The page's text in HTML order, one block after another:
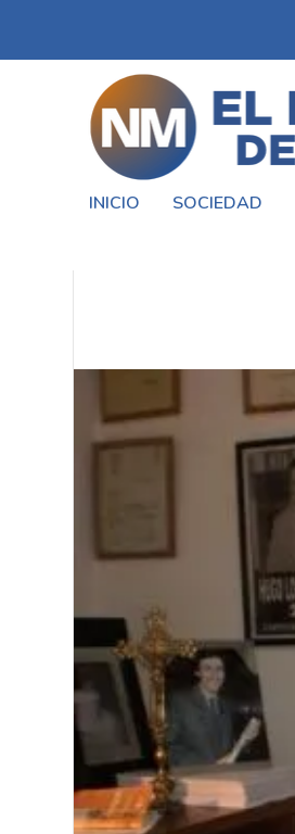
INICIO SOCIEDAD